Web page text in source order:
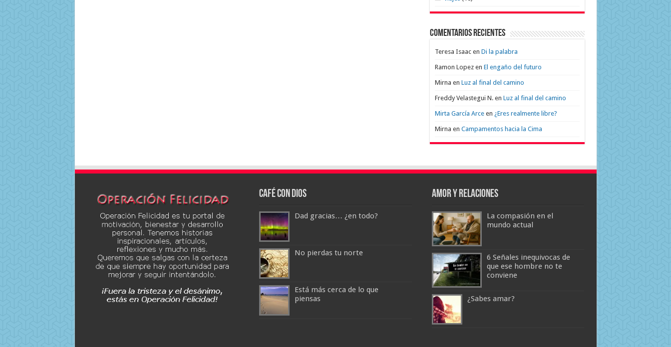
Comentarios recientes
Teresa Isaacen Di la palabra
Ramon Lopezen El engaño del futuro
Mirna en Luz al final del camino
Freddy Velastegui N.en Luz al final del camino
Mirta García Arceen ¿Eres realmente libre?
Mirna en Campamentos hacia la Cima
Café con Dios
Dad gracias… ¿en todo?
No pierdas tu norte
Está más cerca de lo que
piensas
Amor y Relaciones
La compasión en el
mundo actual
6 Señales inequivocas de
que ese hombre no te
conviene
¿Sabes amar?